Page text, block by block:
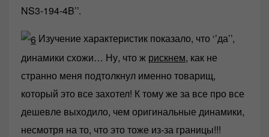
NS3-194-4B’’.
Изучение характеристик показало, что ‘’да’’,
динамики схожи… Ну, что ж рискнем, как не
странно меня подтолкнул именно товарищ,
который это все захотел! К тому же за все про все
дешевле выходило, чем оригинальные динамики,
несмотря на то, что это тоже из-за границы!!!